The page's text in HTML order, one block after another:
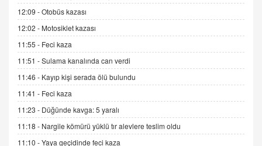
11.12.2024 12:30
DR. EKREM ASLAN
Gerçek Ne, Algı Ne? "Beraber Yürüyoruz"
Cümlesinin Peşinden
19.07.2025 12:45
GÖNÜL MENEKŞE
Şifacının Yolu
04.11.2025 12:56
12:09 -Otobüs kazası
12:02 - Motosiklet kazası
11:55 - Feci kaza
11:51 -Sulama kanalında can verdi
11:46 - Kayıp kişi serada ölü bulundu
11:41 - Feci kaza
11:23 - Düğünde kavga: 5 yaralı
11:18 - Nargile kömürü yüklü tır alevlere teslim oldu
11:10 -Yaya geçidinde feci kaza